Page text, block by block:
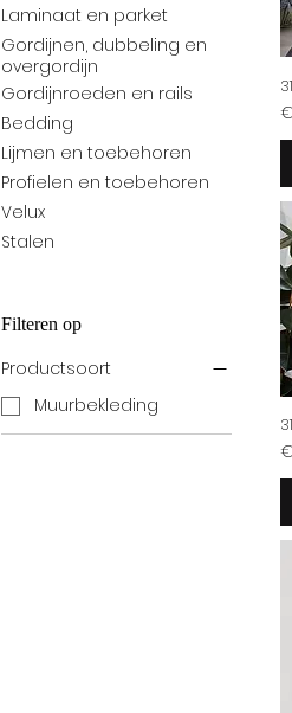
Laminaat en parket
Gordijnen, dubbeling en
overgordijn
Gordijnroeden en rails
Bedding
Lijmen en toebehoren
Profielen en toebehoren
Velux
Stalen
Filteren op
Productsoort
Muurbekleding